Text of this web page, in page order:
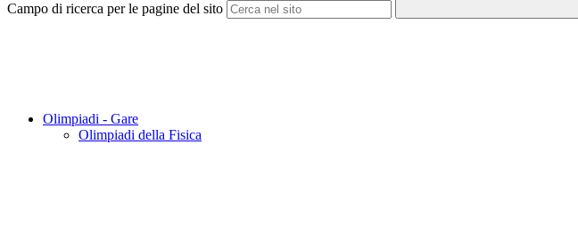
Campo di ricerca per le pagine del sito
Olimpiadi - Gare
Olimpiadi della Fisica